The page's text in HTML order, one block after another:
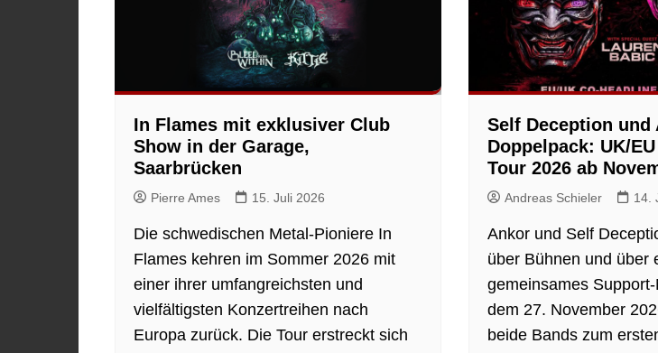
In Flames mit exklusiver Club
Show in der Garage,
Saarbrücken
Pierre Ames 15. Juli 2026
Die schwedischen Metal-Pioniere In
Flames kehren im Sommer 2026 mit
einer ihrer umfangreichsten und
vielfältigsten Konzertreihen nach
Europa zurück. Die Tour erstreckt sich
Self Deception und
Doppelpack: UK/
Tour 2026 ab
Andreas Schieler 14.
Ankor und Self
über Bühnen und über
gemeinsames
dem 27. November
beide Bands zum